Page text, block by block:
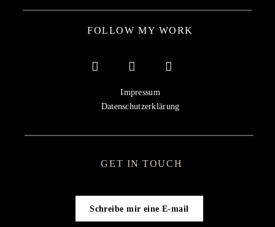
FOLLOW MY WORK
GET IN TOUCH
Schreibe mir eine E-mail
Impressum
Datenschutzerklärung